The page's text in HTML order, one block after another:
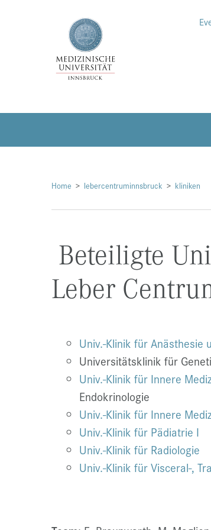
Home lebercentruminnsbruck kliniken
Beteiligte
Leber
Univ.-Klinik für Anästhesie
Universitätsklinik für
Univ.-Klinik für Innere
Endokrinologie
Univ.-Klinik für Innere
Univ.-Klinik für Pädiatrie I
Univ.-Klinik für Radiologie
Univ.-Klinik für Visceral-,